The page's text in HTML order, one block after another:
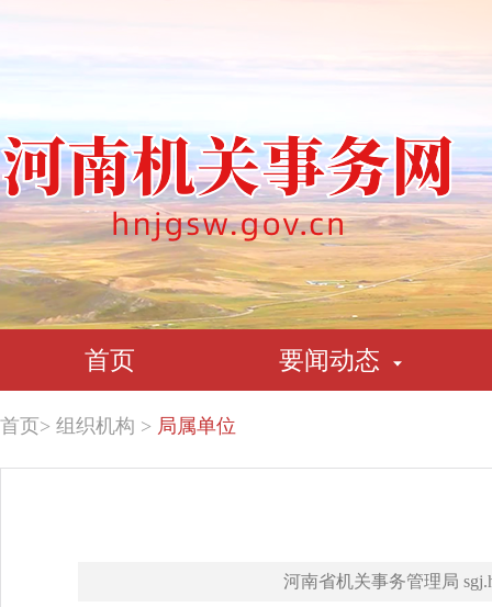
首页 要闻动态
首页> 组织机构 > 局属单位
河南省机关事务管理局